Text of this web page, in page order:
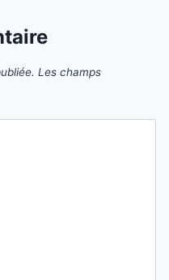
Les champs